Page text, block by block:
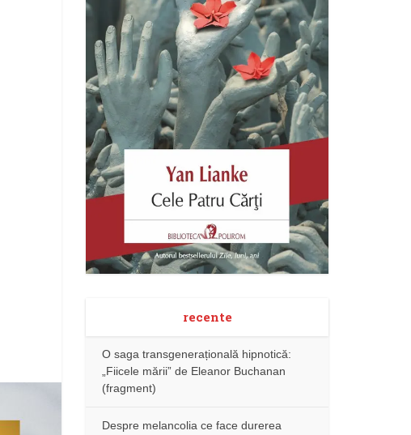
recente
O saga transgenerațională hipnotică:
„Fiicele mării” de Eleanor Buchanan
(fragment)
Despre melancolia ce face durerea